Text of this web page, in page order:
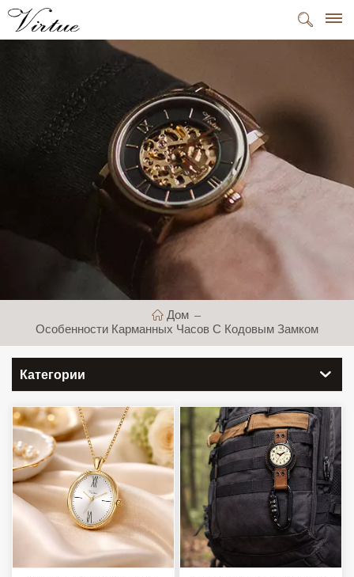
Дом
Особенности Карманных Часов С Кодовым Замком
Категории